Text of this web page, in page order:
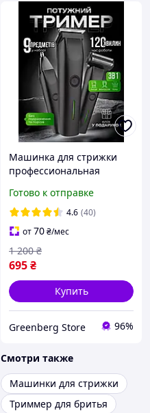
Машинка для стрижки
профессиональная
волос тела с насадками
носа бритья на
аккумуляторе
Готово к отправке
4.6 (40)
от70₴/мес
695₴
1 200 ₴
Купить
Greenberg Store 96%
Смотри также
Машинки для стрижки
Триммер для бритья